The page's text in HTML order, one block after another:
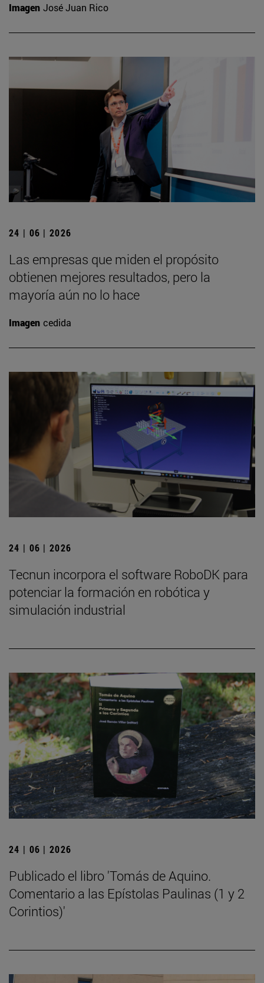
Imagen José Juan Rico
24 | 06 | 2026
Las empresas que miden el propósito
obtienen mejores resultados, pero la
mayoría aún no lo hace
Imagen cedida
24 | 06 | 2026
Tecnun incorpora el software RoboDK para
potenciar la formación en robótica y
simulación industrial
24 | 06 | 2026
Publicado el libro 'Tomás de Aquino.
Comentario a las Epístolas Paulinas (1 y 2
Corintios)'